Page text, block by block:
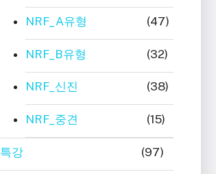
NRF_A유형 (47)
NRF_B유형 (32)
NRF_신진 (38)
NRF_중견 (15)
특강 (97)